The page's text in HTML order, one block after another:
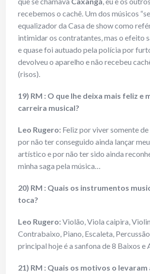
recebemos o cachê. Um dos músicos
equalizador da Casa de show como
intimidar os contratantes, mas o efeito
e quase foi autuado pela polícia por
devolveu o aparelho e não recebeu
(risos).
19) RM : O que lhe deixa mais feliz e
carreira musical?
Leo Rugero: Feliz por viver somente
por não ter conseguido ainda lançar
artístico e por não ter sido ainda
minha saga pela música…
20) RM : Quais os instrumentos
toca?
Leo Rugero:Violão, Viola caipira,
Contrabaixo, Piano, Escaleta,
principal hoje é a sanfona de 8 Baixos e
21) RM : Quais os motivos o levaram